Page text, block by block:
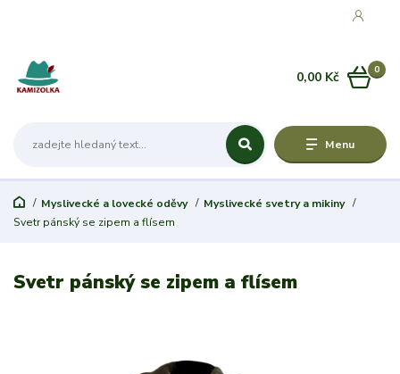
Menu
0
0,00 Kč
Myslivecké a lovecké oděvy
Myslivecké svetry a mikiny
Svetr pánský se zipem a flísem
Svetr pánský se zipem a flísem